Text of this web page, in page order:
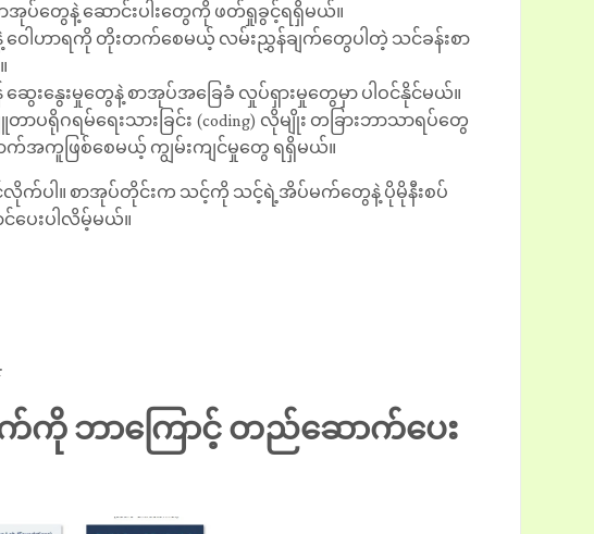
အုပ်တွေနဲ့ ဆောင်းပါးတွေကို ဖတ်ရှုခွင့်ရရှိမယ်။
ဝေါဟာရကို တိုးတက်စေမယ့် လမ်းညွှန်ချက်တွေပါတဲ့ သင်ခန်းစာ
ေးနွေးမှုတွေနဲ့ စာအုပ်အခြေခံ လှုပ်ရှားမှုတွေမှာ ပါဝင်နိုင်မယ်။
တာပရိုဂရမ်ရေးသားခြင်း (coding) လိုမျိုး တခြားဘာသာရပ်တွေ
က်အကူဖြစ်စေမယ့် ကျွမ်းကျင်မှုတွေ ရရှိမယ်။
င်လိုက်ပါ။ စာအုပ်တိုင်းက သင့်ကို သင့်ရဲ့အိပ်မက်တွေနဲ့ ပိုမိုနီးစပ်
ပေးပါလိမ့်မယ်။
ကို ဘာကြောင့် တည်ဆောက်ပေး